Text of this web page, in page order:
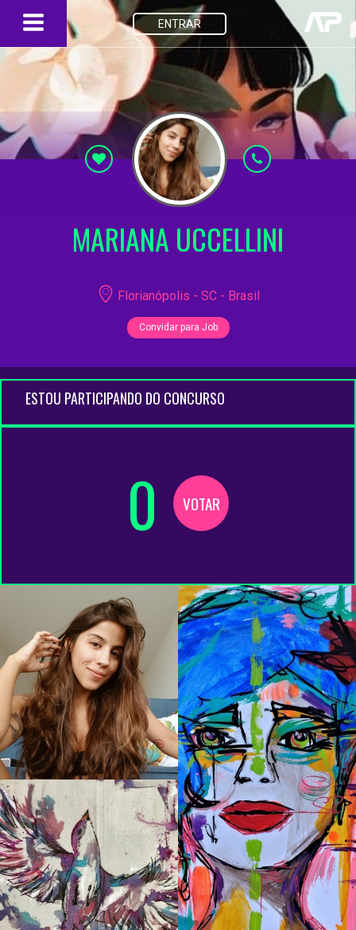
ENTRAR
MARIANA UCCELLINI
Florianópolis - SC - Brasil
Convidar para Job
ESTOU PARTICIPANDO DO CONCURSO
0 VOTAR